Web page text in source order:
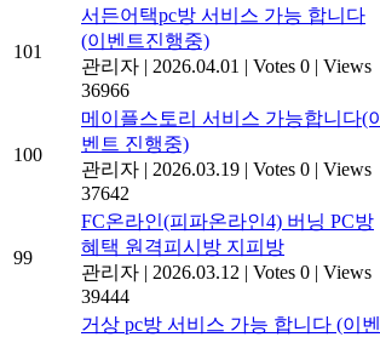
101
서든어택pc방 서비스 가능 합니다
(이벤트진행중)
관리자 | 2026.04.01 | Votes 0 | Views
36966
100
메이플스토리 서비스 가능합니다(이
벤트 진행중)
관리자 | 2026.03.19 | Votes 0 | Views
37642
99
FC온라인(피파온라인4) 버닝 PC방
혜택 원격피시방 지피방
관리자 | 2026.03.12 | Votes 0 | Views
39444
거상 pc방 서비스 가능 합니다 (이벤